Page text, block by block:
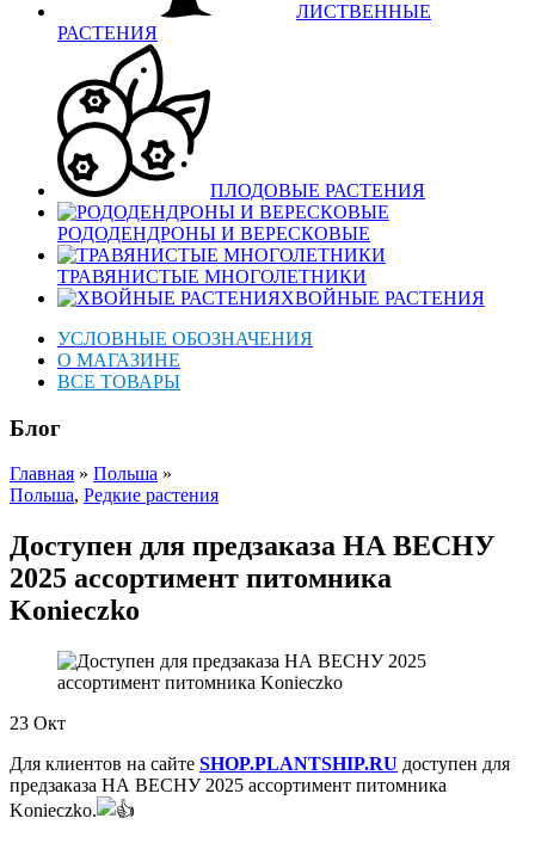
ЛИСТВЕННЫЕ
РАСТЕНИЯ
ПЛОДОВЫЕ РАСТЕНИЯ
РОДОДЕНДРОНЫ И ВЕРЕСКОВЫЕ
ТРАВЯНИСТЫЕ МНОГОЛЕТНИКИ
ХВОЙНЫЕ РАСТЕНИЯ
УСЛОВНЫЕ ОБОЗНАЧЕНИЯ
О МАГАЗИНЕ
ВСЕ ТОВАРЫ
Блог
Главная » Польша »
Польша, Редкие растения
Доступен для предзаказа НА ВЕСНУ
2025 ассортимент питомника
Konieczko
23 Окт
Для клиентов на сайте SHOP.PLANTSHIP.RU доступен для
предзаказа НА ВЕСНУ 2025 ассортимент питомника
Konieczko.